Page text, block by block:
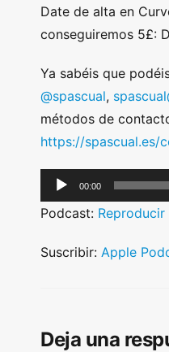
Date de alta en
conseguiremos 5£:
Ya sabéis que
@spascual,
métodos de
https://spascual.es/
u
i
a
00:00
Podcast: Reproducir
Suscribir: Apple
Deja una